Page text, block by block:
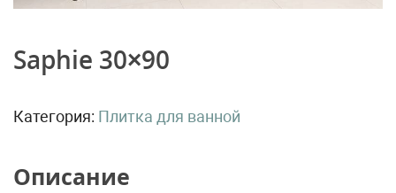
Saphie 30×90
Категория: Плитка для ванной
Описание